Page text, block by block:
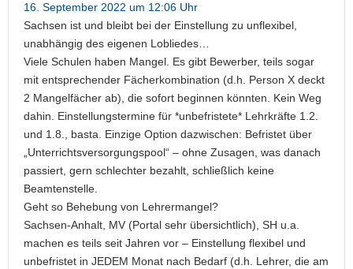
16. September 2022 um 12:06 Uhr
Sachsen ist und bleibt bei der Einstellung zu unflexibel,
unabhängig des eigenen Lobliedes…
Viele Schulen haben Mangel. Es gibt Bewerber, teils sogar
mit entsprechender Fächerkombination (d.h. Person X deckt
2 Mangelfächer ab), die sofort beginnen könnten. Kein Weg
dahin. Einstellungstermine für *unbefristete* Lehrkräfte 1.2.
und 1.8., basta. Einzige Option dazwischen: Befristet über
„Unterrichtsversorgungspool“ – ohne Zusagen, was danach
passiert, gern schlechter bezahlt, schließlich keine
Beamtenstelle.
Geht so Behebung von Lehrermangel?
Sachsen-Anhalt, MV (Portal sehr übersichtlich), SH u.a.
machen es teils seit Jahren vor – Einstellung flexibel und
unbefristet in JEDEM Monat nach Bedarf (d.h. Lehrer, die am